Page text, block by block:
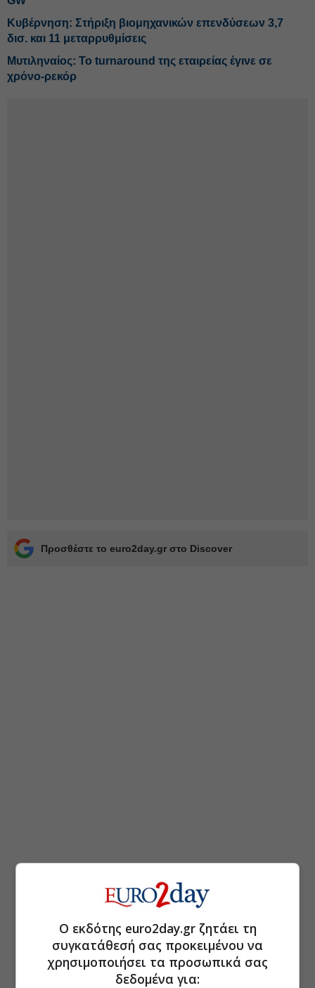
Κυβέρνηση: Στήριξη βιομηχανικών επενδύσεων 3,7
δισ. και 11 μεταρρυθμίσεις
Μυτιληναίος: Το turnaround της εταιρείας έγινε σε
χρόνο-ρεκόρ
Προσθέστε το euro2day.gr στο Discover
Ο εκδότης euro2day.gr ζητάει τη
συγκατάθεσή σας προκειμένου να
χρησιμοποιήσει τα προσωπικά σας
δεδομένα για: